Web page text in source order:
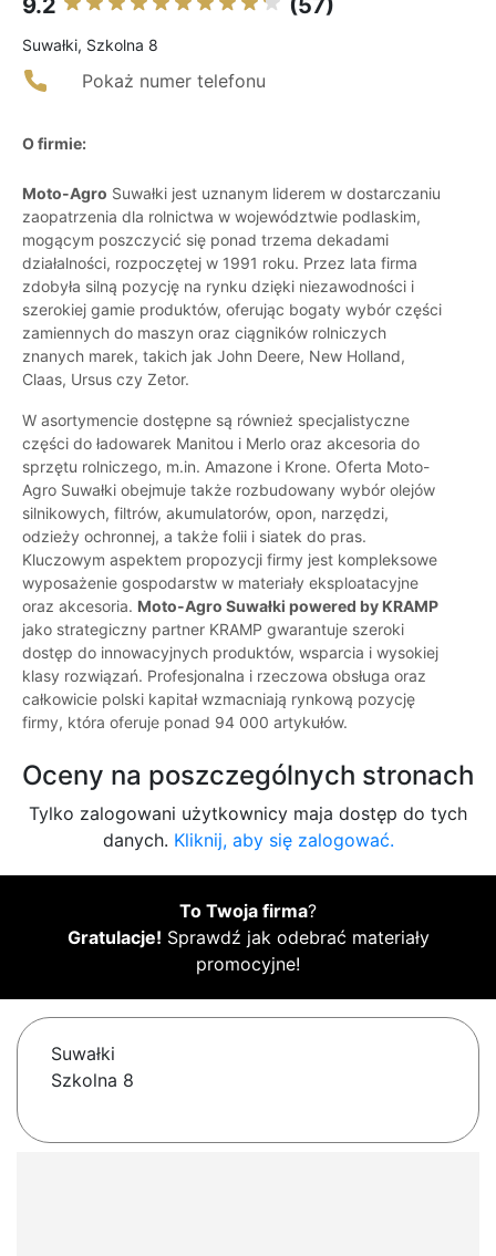
9.2 (57)
Suwałki, Szkolna 8
Pokaż numer telefonu
O firmie:
Moto-Agro Suwałki jest uznanym liderem w dostarczaniu
zaopatrzenia dla rolnictwa w województwie podlaskim,
mogącym poszczycić się ponad trzema dekadami
działalności, rozpoczętej w 1991 roku. Przez lata firma
zdobyła silną pozycję na rynku dzięki niezawodności i
szerokiej gamie produktów, oferując bogaty wybór części
zamiennych do maszyn oraz ciągników rolniczych
znanych marek, takich jak John Deere, New Holland,
Claas, Ursus czy Zetor.
W asortymencie dostępne są również specjalistyczne
części do ładowarek Manitou i Merlo oraz akcesoria do
sprzętu rolniczego, m.in. Amazone i Krone. Oferta Moto-
Agro Suwałki obejmuje także rozbudowany wybór olejów
silnikowych, filtrów, akumulatorów, opon, narzędzi,
odzieży ochronnej, a także folii i siatek do pras.
Kluczowym aspektem propozycji firmy jest kompleksowe
wyposażenie gospodarstw w materiały eksploatacyjne
oraz akcesoria. Moto-Agro Suwałki powered by KRAMP
jako strategiczny partner KRAMP gwarantuje szeroki
dostęp do innowacyjnych produktów, wsparcia i wysokiej
klasy rozwiązań. Profesjonalna i rzeczowa obsługa oraz
całkowicie polski kapitał wzmacniają rynkową pozycję
firmy, która oferuje ponad 94 000 artykułów.
Oceny na poszczególnych stronach
Tylko zalogowani użytkownicy maja dostęp do tych
danych. Kliknij, aby się zalogować.
To Twoja firma?
Gratulacje! Sprawdź jak odebrać materiały
promocyjne!
Suwałki
Szkolna 8